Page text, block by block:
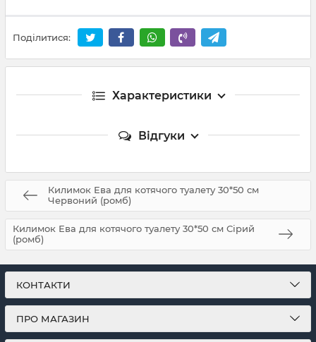
Поділитися:
Характеристики
Відгуки
Килимок Ева для котячого туалету 30*50 см
Червоний (ромб)
Килимок Ева для котячого туалету 30*50 см Сірий
(ромб)
КОНТАКТИ
ПРО МАГАЗИН